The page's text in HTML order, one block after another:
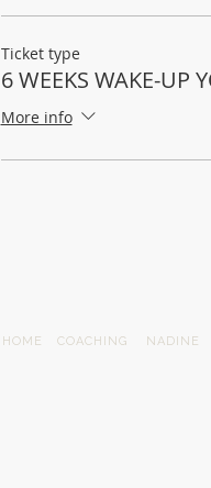
Ticket type
6 WEEKS WAKE-UP
More info
HOME COACHING NADINE